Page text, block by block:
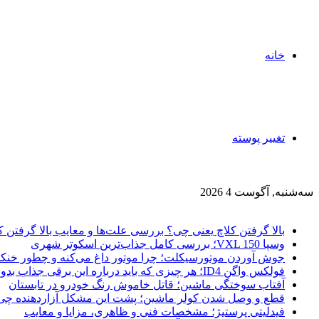
خانه
تغییر پوسته
سه‌شنبه, آگوست 4 2026
بالا گرفتن کلاچ یعنی چی؟ بررسی علت‌ها و معایب بالا گرفتن
وسپا VXL 150؛ بررسی کامل جذاب‌ترین اسکوتر شهری
جوش آوردن موتورسیکلت؛ چرا موتور داغ می‌کنه و چطور
فولکس واگن ID4؛ هر چیزی که باید درباره این برقی جذاب بدونی!
آفتاب سوختگی ماشین؛ قاتل خاموش رنگ خودرو در تابستان
قطع و وصل شدن کولر ماشین؛ پشت این مشکل آزاردهنده چی
فیدلیتی پرستیژ؛ مشخصات فنی و ظاهری، مزایا و معایب